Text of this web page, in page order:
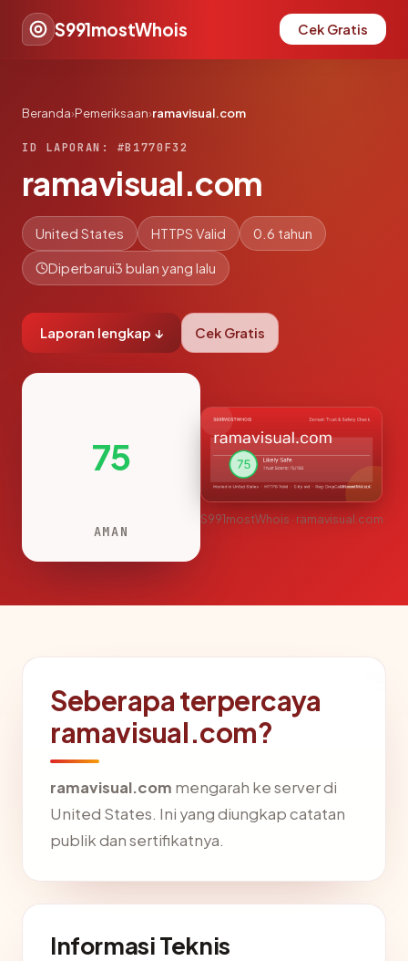
S991mostWhois Cek Gratis
Beranda›Pemeriksaan›ramavisual.com
ID LAPORAN: #B1770F32
ramavisual.com
United States HTTPS Valid 0.6 tahun
Diperbarui3 bulan yang lalu
Laporan lengkap ↓ Cek Gratis
75
AMAN
S991mostWhois · ramavisual.com
Seberapa terpercaya
ramavisual.com?
ramavisual.com mengarah ke server di
United States. Ini yang diungkap catatan
publik dan sertifikatnya.
Informasi Teknis